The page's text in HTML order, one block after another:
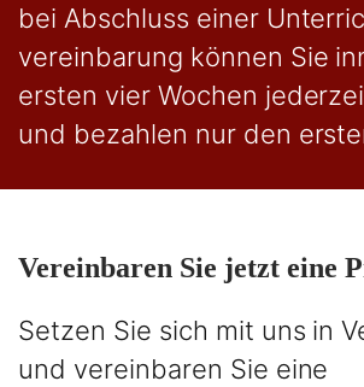
bei Abschluss einer
vereinbarung können Sie
ersten vier Wochen
und bezahlen nur den
Vereinbaren Sie jetzt eine
Setzen Sie sich mit uns in
und vereinbaren Sie eine